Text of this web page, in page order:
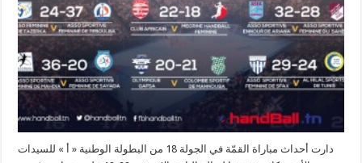
دارت أحداث مباراة القمّة في الجولة 18 من البطولة الوطنية « أ » للسيدات